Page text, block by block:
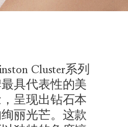
Cluster系列
具代表性的美
呈现出钻石本
丽光芒。这款